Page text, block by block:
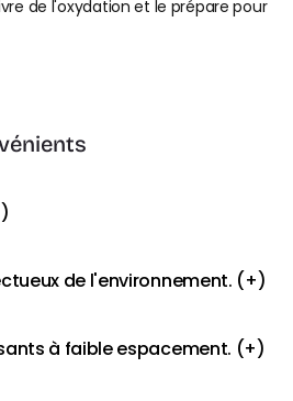
de l'oxydation et le prépare pour
de l'environnement. (+)
à faible espacement. (+)